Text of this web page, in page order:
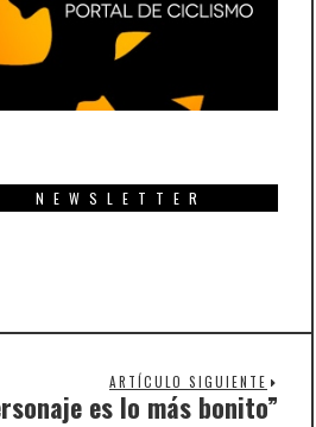
NEWSLETTER
ARTÍCULO SIGUIENTE
es lo más bonito”